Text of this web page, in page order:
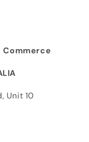
Commerce
Unit 10